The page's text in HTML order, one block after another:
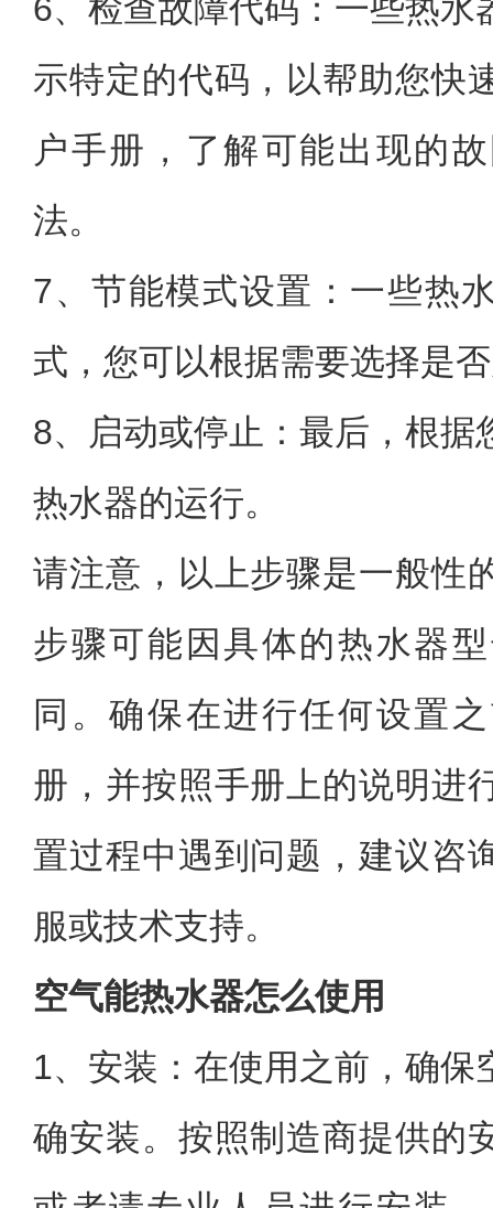
6、检查故障代码：一些热水
示特定的代码，以帮助您快
户手册，了解可能出现的
法。
7、节能模式设置：一些热
式，您可以根据需要选择是
8、启动或停止：最后，根据
热水器的运行。
请注意，以上步骤是一般性
步骤可能因具体的热水器
同。确保在进行任何设置
册，并按照手册上的说明进
置过程中遇到问题，建议咨
服或技术支持。
空气能热水器怎么使用
1、安装：在使用之前，确保
确安装。按照制造商提供的